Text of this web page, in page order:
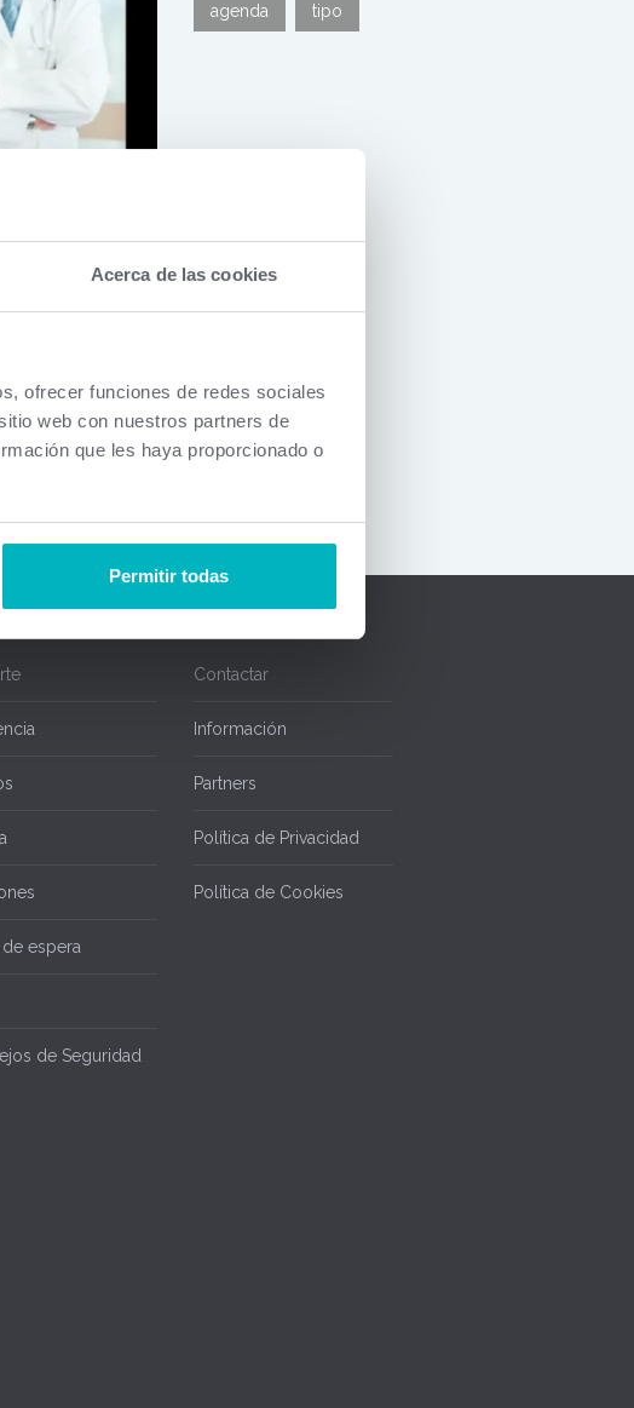
Acerca de las cookies
ofrecer funciones de redes sociales
web con nuestros partners de
que les haya proporcionado o
Permitir todas
en vigor, si desea
coste adicional.
de su versión actual.
agenda tipo
de espera
de Seguridad
Contactar
Información
Partners
Política de Privacidad
Política de Cookies